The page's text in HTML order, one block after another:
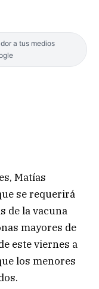
a tus medios
Matías
se requerirá
de la vacuna
mayores de
este viernes a
los menores